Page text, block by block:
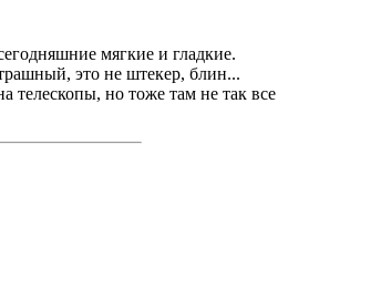
мягкие и гладкие.
это не штекер, блин...
телескопы, но тоже там не так все